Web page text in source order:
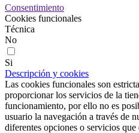
Consentimiento
Cookies funcionales
Técnica
No
Si
Descripción y cookies
Las cookies funcionales son
proporcionar los servicios de la
funcionamiento, por ello no es
usuario la navegación a través de
diferentes opciones o servicios que